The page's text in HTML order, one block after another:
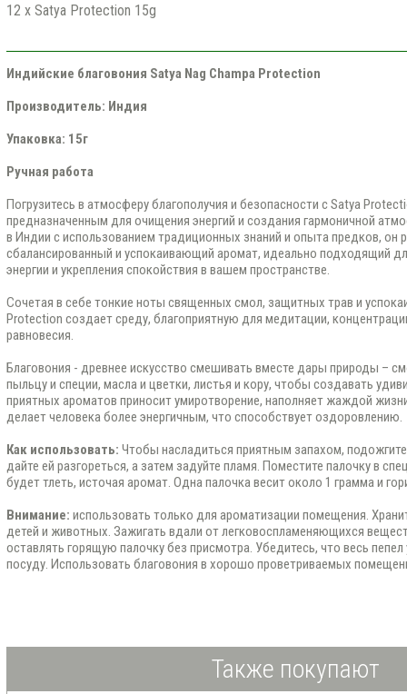
12 x Satya Protection 15g
Индийские благовония Satya Nag Champa Protection
Производитель: Индия
Упаковка: 15г
Ручная работа
Погрузитесь в атмосферу благополучия и безопасности с Satya
предназначенным для очищения энергий и создания гармоничной
в Индии с использованием традиционных знаний и опыта предков, он
сбалансированный и успокаивающий аромат, идеально подходящий
энергии и укрепления спокойствия в вашем пространстве.
Сочетая в себе тонкие ноты священных смол, защитных трав и
Protection создает среду, благоприятную для медитации,
равновесия.
Благовония - древнее искусство смешивать вместе дары природы –
пыльцу и специи, масла и цветки, листья и кору, чтобы создавать
приятных ароматов приносит умиротворение, наполняет жаждой
делает человека более энергичным, что способствует оздоровлению.
Как использовать: Чтобы насладиться приятным запахом,
дайте ей разгореться, а затем задуйте пламя. Поместите палочку в
будет тлеть, источая аромат. Одна палочка весит около 1 грамма и
Внимание: использовать только для ароматизации помещения.
детей и животных. Зажигать вдали от легковоспламеняющихся
оставлять горящую палочку без присмотра. Убедитесь, что весь
посуду. Использовать благовония в хорошо проветриваемых
Также покупают